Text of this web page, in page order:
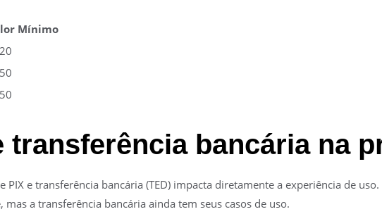
Mínimo
transferência bancária na
e transferência bancária (TED) impacta diretamente a experiência de
a transferência bancária ainda tem seus casos de uso.